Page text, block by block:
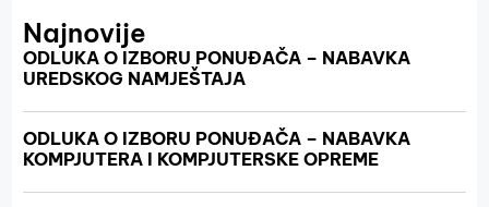
Najnovije
ODLUKA O IZBORU PONUĐAČA – NABAVKA
UREDSKOG NAMJEŠTAJA
ODLUKA O IZBORU PONUĐAČA – NABAVKA
KOMPJUTERA I KOMPJUTERSKE OPREME